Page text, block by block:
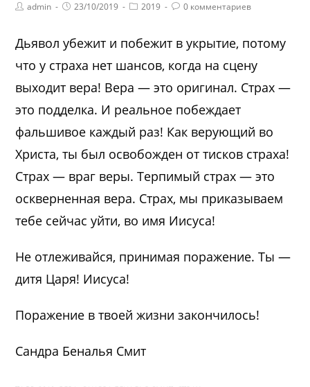
admin 23/10/2019 2019 0 комментариев
Дьявол убежит и побежит в укрытие, потому
что у страха нет шансов, когда на сцену
выходит вера! Вера — это оригинал. Страх —
это подделка. И реальное побеждает
фальшивое каждый раз! Как верующий во
Христа, ты был освобожден от тисков страха!
Страх — враг веры. Терпимый страх — это
оскверненная вера. Страх, мы приказываем
тебе сейчас уйти, во имя Иисуса!
Не отлеживайся, принимая поражение. Ты —
дитя Царя! Иисуса!
Поражение в твоей жизни закончилось!
Сандра Беналья Смит